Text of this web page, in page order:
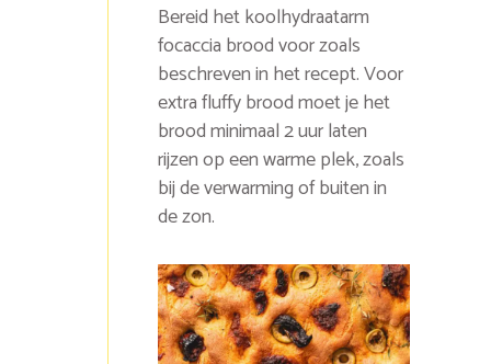
Bereid het koolhydraatarm
focaccia brood voor zoals
beschreven in het recept. Voor
extra fluffy brood moet je het
brood minimaal 2 uur laten
rijzen op een warme plek, zoals
bij de verwarming of buiten in
de zon.